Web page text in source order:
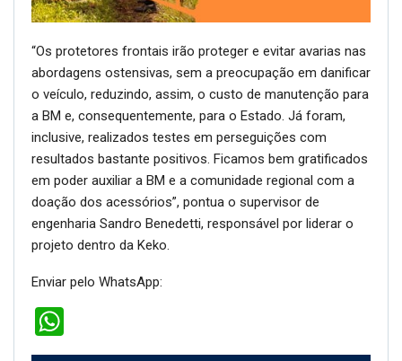
“Os protetores frontais irão proteger e evitar avarias nas
abordagens ostensivas, sem a preocupação em danificar
o veículo, reduzindo, assim, o custo de manutenção para
a BM e, consequentemente, para o Estado. Já foram,
inclusive, realizados testes em perseguições com
resultados bastante positivos. Ficamos bem gratificados
em poder auxiliar a BM e a comunidade regional com a
doação dos acessórios”, pontua o supervisor de
engenharia Sandro Benedetti, responsável por liderar o
projeto dentro da Keko.
Enviar pelo WhatsApp: